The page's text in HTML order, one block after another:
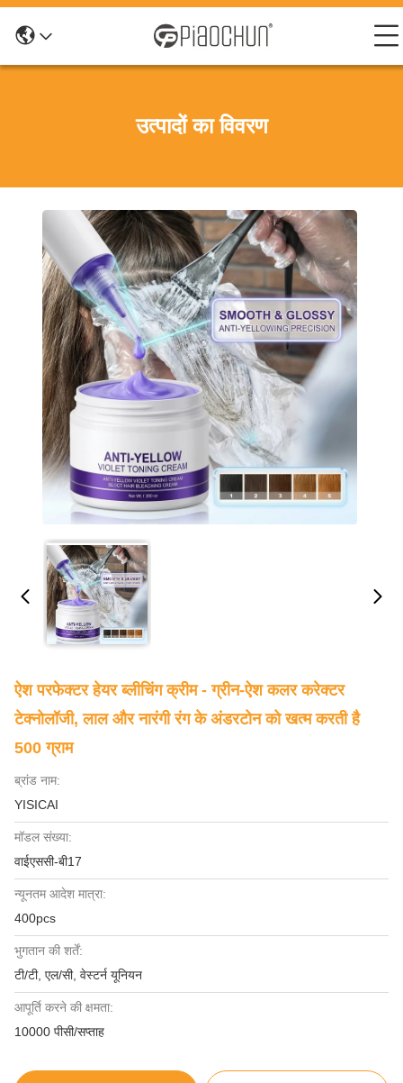
उत्पादों का विवरण
ऐश परफेक्टर हेयर ब्लीचिंग क्रीम - ग्रीन-ऐश कलर करेक्टर
टेक्नोलॉजी, लाल और नारंगी रंग के अंडरटोन को खत्म करती है
500 ग्राम
ब्रांड नाम:
YISICAI
मॉडल संख्या:
वाईएससी-बी17
न्यूनतम आदेश मात्रा:
400pcs
भुगतान की शर्तें:
टी/टी, एल/सी, वेस्टर्न यूनियन
आपूर्ति करने की क्षमता:
10000 पीसी/सप्ताह